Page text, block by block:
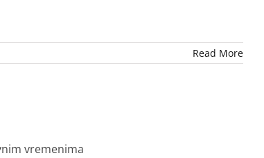
Read More
vremenima